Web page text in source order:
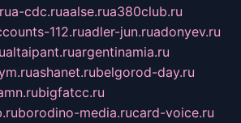
a-cdc.ruaalse.rua380club.ru
112.ruadler-jun.ruadonyev.ru
altaipant.ruargentinamia.ru
ashanet.rubelgorod-day.ru
bigfatcc.ru
borodino-media.rucard-voice.ru